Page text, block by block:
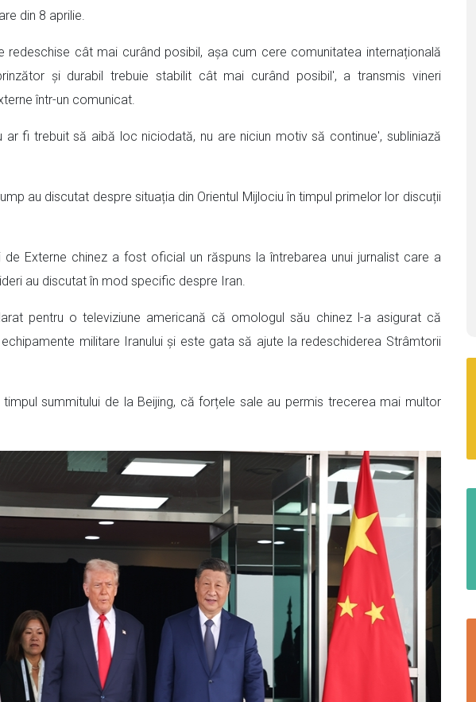
din 8 aprilie.
redeschise cât mai curând posibil, așa cum cere comunitatea internațională
și durabil trebuie stabilit cât mai curând posibil', a transmis vineri
într-un comunicat.
ar fi trebuit să aibă loc niciodată, nu are niciun motiv să continue', subliniază
au discutat despre situația din Orientul Mijlociu în timpul primelor lor discuții
de Externe chinez a fost oficial un răspuns la întrebarea unui jurnalist care a
au discutat în mod specific despre Iran.
pentru o televiziune americană că omologul său chinez l-a asigurat că
militare Iranului și este gata să ajute la redeschiderea Strâmtorii
timpul summitului de la Beijing, că forțele sale au permis trecerea mai multor